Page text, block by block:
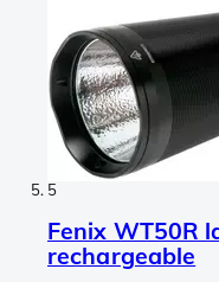
5
Fenix WT50R
rechargeable